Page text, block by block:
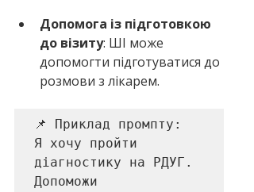
Допомога із підготовкою
до візиту: ШІ може
допомогти підготуватися до
розмови з лікарем.
📌 Приклад промпту:
Я хочу пройти
діагностику на РДУГ.
Допоможи